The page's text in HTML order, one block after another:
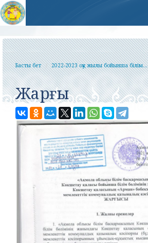
Басты бет 2022-2023 оқу жылы бойынша білім...
Жарғы